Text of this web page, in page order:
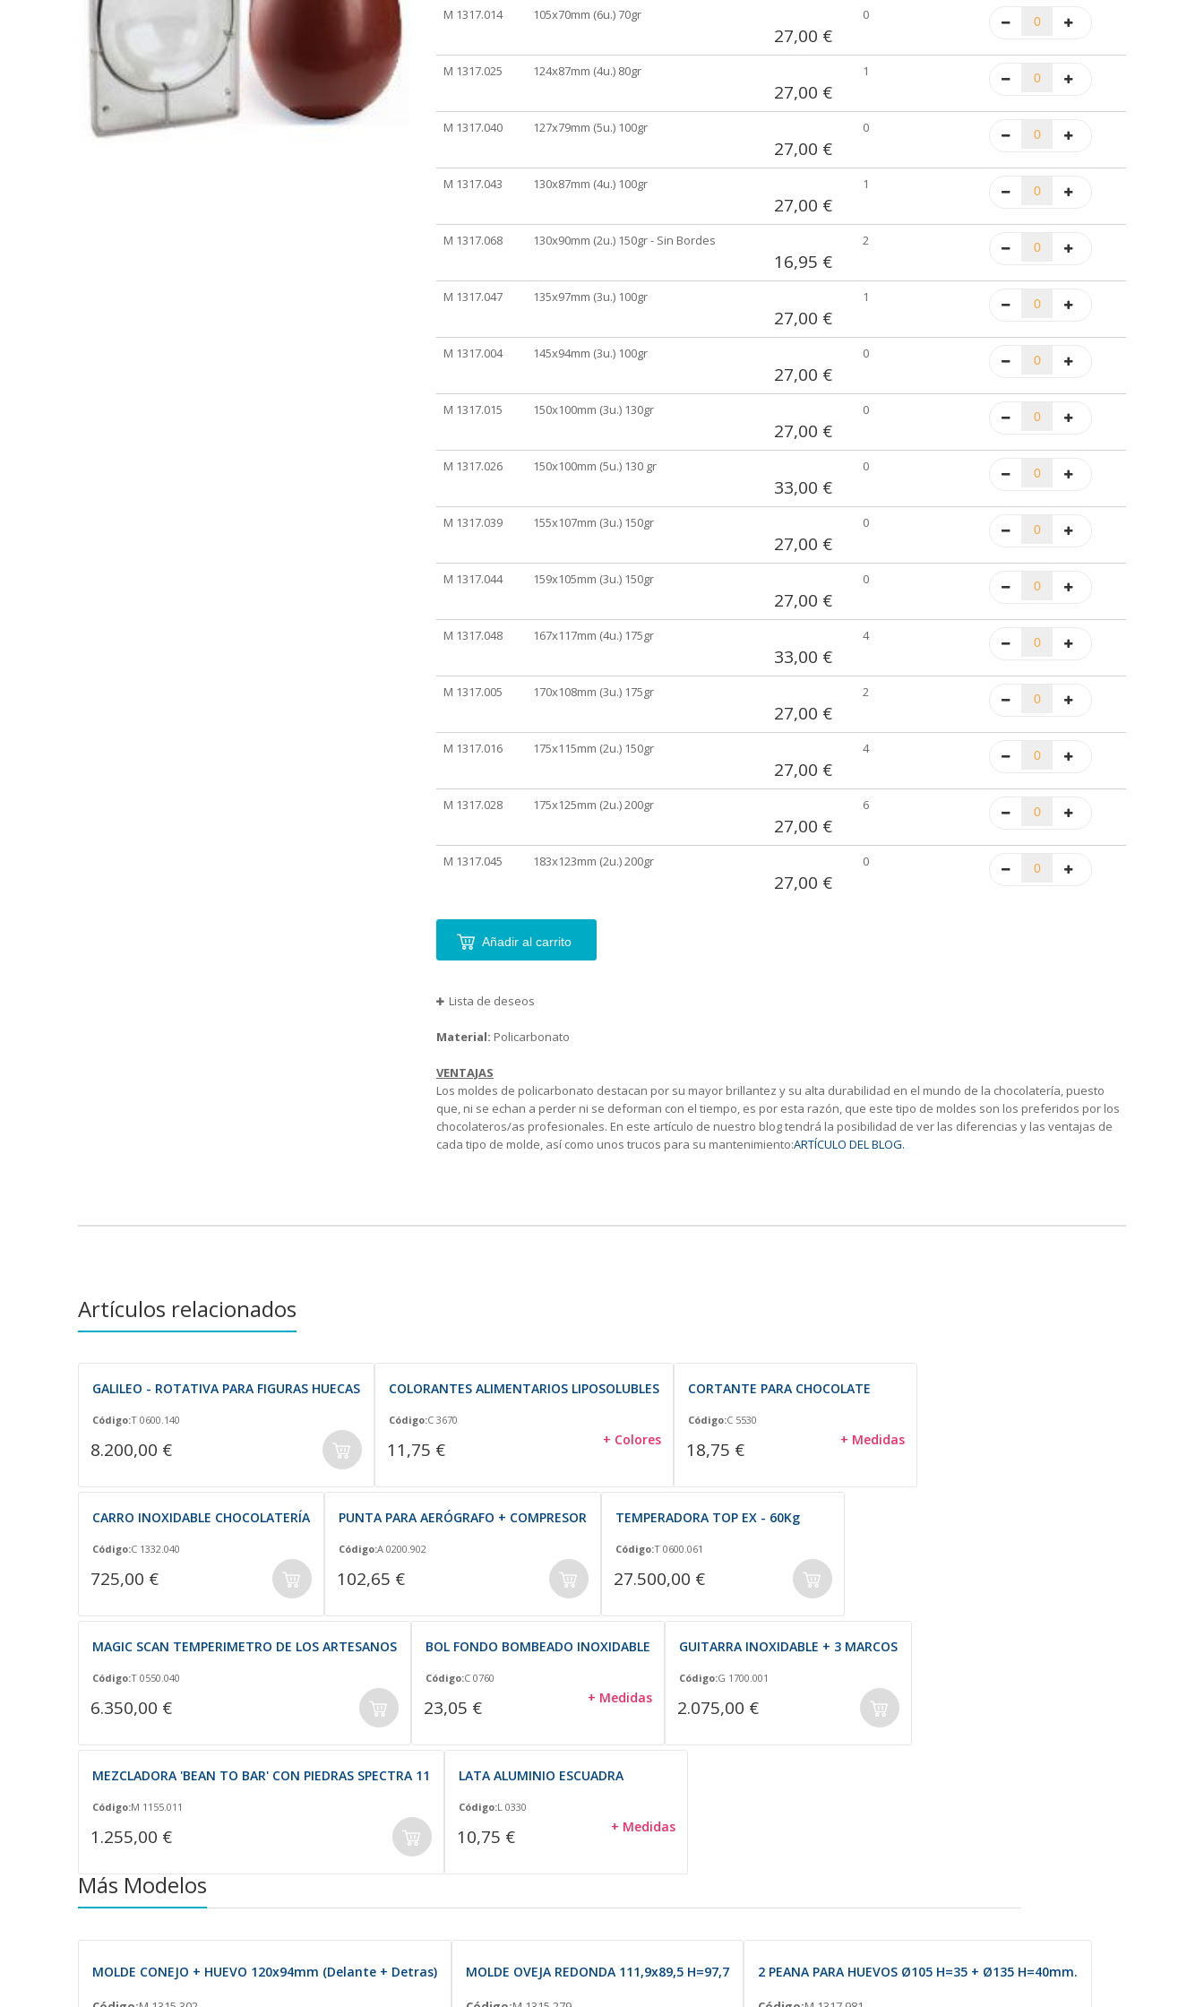
agrupados
M 1317.014 105x70mm (6u.) 70gr
27,00 €
0
M 1317.025 124x87mm (4u.) 80gr
27,00 €
1
M 1317.040 127x79mm (5u.) 100gr
27,00 €
0
M 1317.043 130x87mm (4u.) 100gr
27,00 €
1
M 1317.068 130x90mm (2u.) 150gr - Sin Bordes
16,95 €
2
M 1317.047 135x97mm (3u.) 100gr
27,00 €
1
M 1317.004 145x94mm (3u.) 100gr
27,00 €
0
M 1317.015 150x100mm (3u.) 130gr
27,00 €
0
M 1317.026 150x100mm (5u.) 130 gr
33,00 €
0
M 1317.039 155x107mm (3u.) 150gr
27,00 €
0
M 1317.044 159x105mm (3u.) 150gr
27,00 €
0
M 1317.048 167x117mm (4u.) 175gr
33,00 €
4
M 1317.005 170x108mm (3u.) 175gr
27,00 €
2
M 1317.016 175x115mm (2u.) 150gr
27,00 €
4
M 1317.028 175x125mm (2u.) 200gr
27,00 €
6
M 1317.045 183x123mm (2u.) 200gr
27,00 €
0
Añadir al carrito
Lista de deseos
Material: Policarbonato
VENTAJAS
Los moldes de policarbonato destacan por su mayor brillantez y su alta durabilidad en el mundo de la chocolatería, puesto
que, ni se echan a perder ni se deforman con el tiempo, es por esta razón, que este tipo de moldes son los preferidos por los
chocolateros/as profesionales. En este artículo de nuestro blog tendrá la posibilidad de ver las diferencias y las ventajas de
cada tipo de molde, así como unos trucos para su mantenimiento:ARTÍCULO DEL BLOG.
Artículos relacionados
GALILEO - ROTATIVA PARA FIGURAS HUECAS
Código:T 0600.140
8.200,00 €
COLORANTES ALIMENTARIOS LIPOSOLUBLES
Código:C 3670
11,75 € + Colores
CORTANTE PARA CHOCOLATE
Código:C 5530
18,75 € + Medidas
CARRO INOXIDABLE CHOCOLATERÍA
Código:C 1332.040
725,00 €
PUNTA PARA AERÓGRAFO + COMPRESOR
Código:A 0200.902
102,65 €
TEMPERADORA TOP EX - 60Kg
Código:T 0600.061
27.500,00 €
MAGIC SCAN TEMPERIMETRO DE LOS ARTESANOS
Código:T 0550.040
6.350,00 €
BOL FONDO BOMBEADO INOXIDABLE
Código:C 0760
23,05 € + Medidas
GUITARRA INOXIDABLE + 3 MARCOS
Código:G 1700.001
2.075,00 €
MEZCLADORA 'BEAN TO BAR' CON PIEDRAS SPECTRA 11
Código:M 1155.011
1.255,00 €
LATA ALUMINIO ESCUADRA
Código:L 0330
10,75 € + Medidas
Más Modelos
MOLDE CONEJO + HUEVO 120x94mm (Delante + Detras) MOLDE OVEJA REDONDA 111,9x89,5 H=97,7 2 PEANA PARA HUEVOS Ø105 H=35 + Ø135 H=40mm.